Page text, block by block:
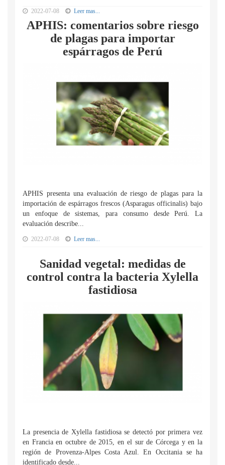
2022-07-08 Leer mas...
APHIS: comentarios sobre riesgo
de plagas para importar
espárragos de Perú
APHIS presenta una evaluación de riesgo de plagas para la
importación de espárragos frescos (Asparagus officinalis) bajo
un enfoque de sistemas, para consumo desde Perú. La
evaluación describe...
2022-07-08 Leer mas...
Sanidad vegetal: medidas de
control contra la bacteria Xylella
fastidiosa
La presencia de Xylella fastidiosa se detectó por primera vez
en Francia en octubre de 2015, en el sur de Córcega y en la
región de Provenza-Alpes Costa Azul. En Occitania se ha
identificado desde...